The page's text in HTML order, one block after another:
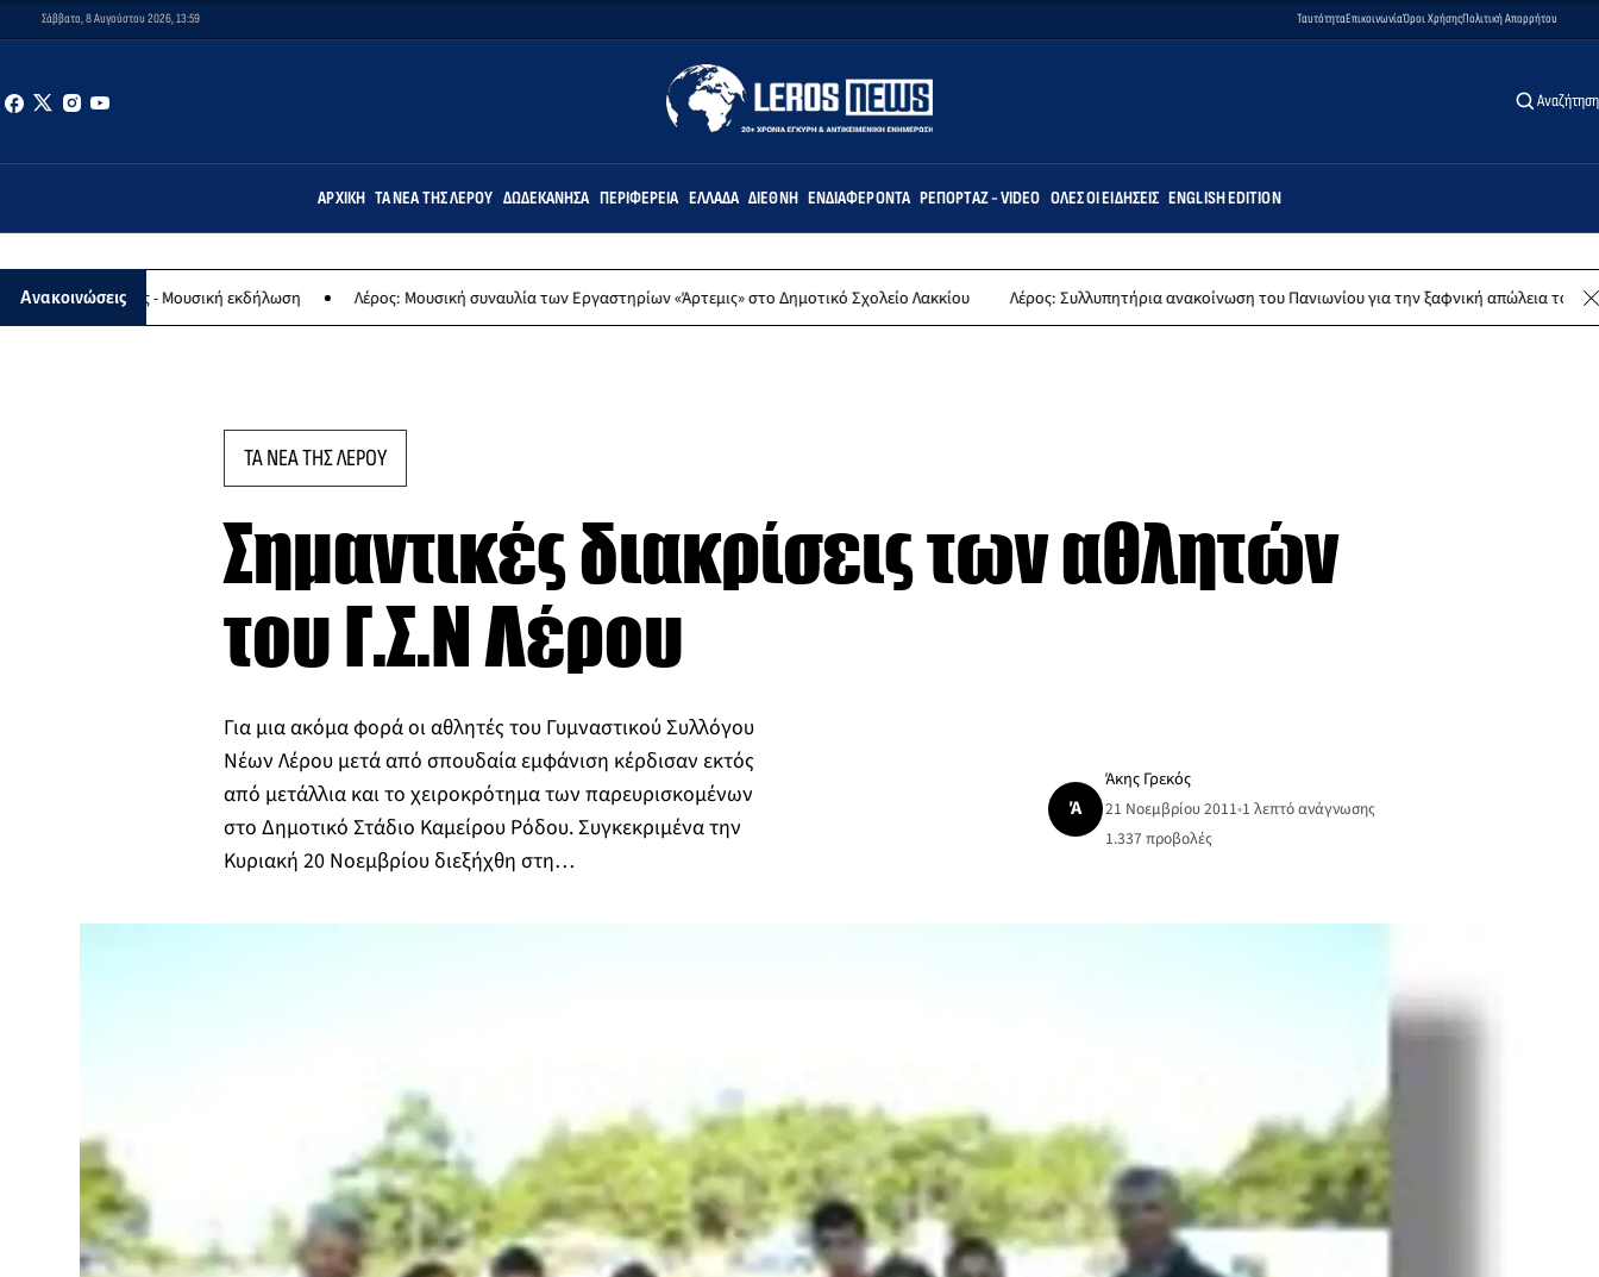
Σάββατο, 8 Αυγούστου 2026, 13:59 ΤαυτότηταΕπικοινωνίαΌροι ΧρήσηςΠολιτική Απορρήτου
Αναζήτηση
ΑΡΧΙΚΉ ΤΑ ΝΈΑ ΤΗΣ ΛΈΡΟΥ ΔΩΔΕΚΆΝΗΣΑ ΠΕΡΙΦΈΡΕΙΑ ΕΛΛΆΔΑ ΔΙΕΘΝΉ ΕΝΔΙΑΦΈΡΟΝΤΑ ΡΕΠΟΡΤΆΖ - VIDEO ΌΛΕΣ ΟΙ ΕΙΔΉΣΕΙΣ ENGLISH EDITION
Ανακοινώσεις
- Μουσική εκδήλωση Λέρος: Μουσική συναυλία των Εργαστηρίων «Άρτεμις» στο Δημοτικό Σχολείο Λακκίου Λέρος: Συλλυπητήρια ανακοίνωση του Πανιωνίου για την ξαφνική απώλεια του Δημήτρη
ΤΑ ΝΕΑ ΤΗΣ ΛΕΡΟΥ
Σημαντικές διακρίσεις των αθλητών
του Γ.Σ.Ν Λέρου
Για μια ακόμα φορά οι αθλητές του Γυμναστικού Συλλόγου
Νέων Λέρου μετά από σπουδαία εμφάνιση κέρδισαν εκτός
από μετάλλια και το χειροκρότημα των παρευρισκομένων
στο Δημοτικό Στάδιο Καμείρου Ρόδου. Συγκεκριμένα την
Κυριακή 20 Νοεμβρίου διεξήχθη στη…
Ά
Άκης Γρεκός
21 Νοεμβρίου 2011•1 λεπτό ανάγνωσης
1.337 προβολές